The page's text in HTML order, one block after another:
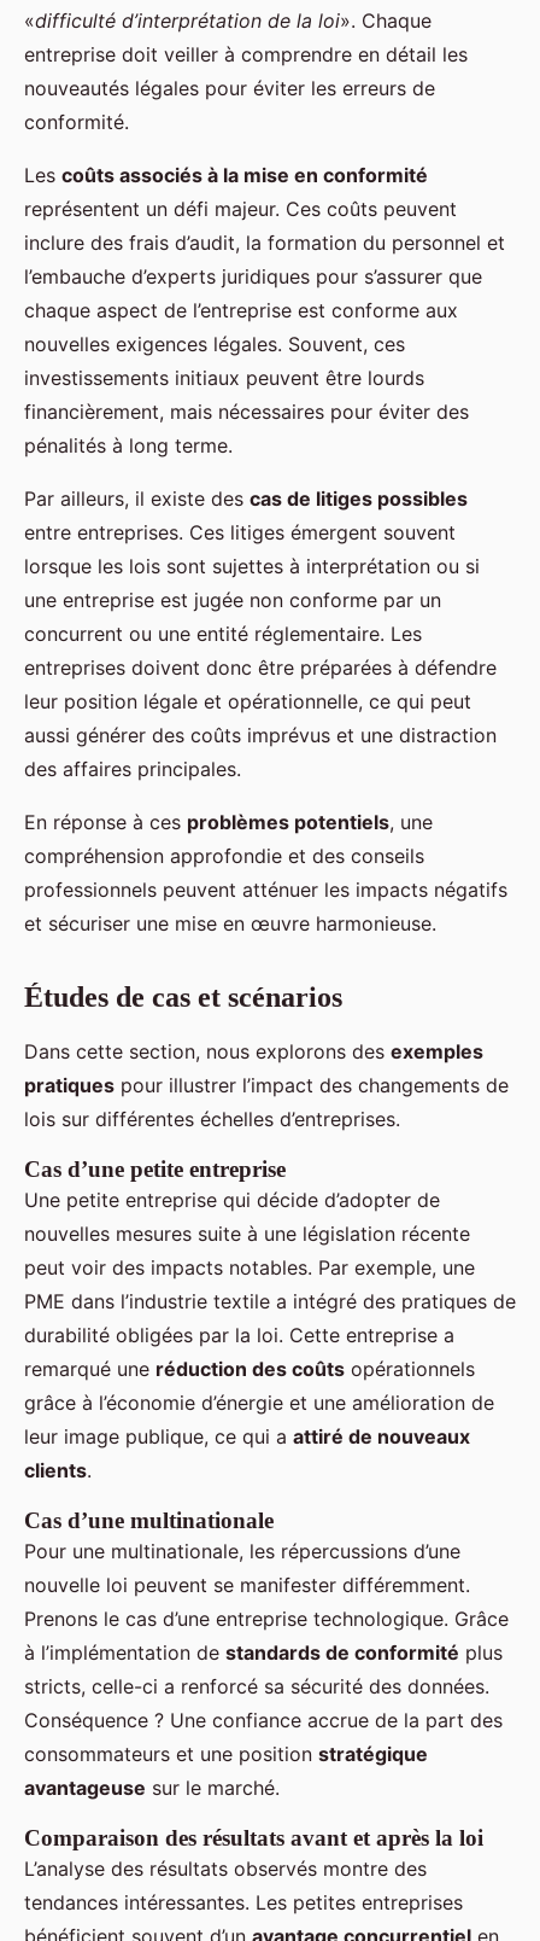
«difficulté d’interprétation de la loi». Chaque
entreprise doit veiller à comprendre en détail les
nouveautés légales pour éviter les erreurs de
conformité.
Les coûts associés à la mise en conformité
représentent un défi majeur. Ces coûts peuvent
inclure des frais d’audit, la formation du personnel et
l’embauche d’experts juridiques pour s’assurer que
chaque aspect de l’entreprise est conforme aux
nouvelles exigences légales. Souvent, ces
investissements initiaux peuvent être lourds
financièrement, mais nécessaires pour éviter des
pénalités à long terme.
Par ailleurs, il existe des cas de litiges possibles
entre entreprises. Ces litiges émergent souvent
lorsque les lois sont sujettes à interprétation ou si
une entreprise est jugée non conforme par un
concurrent ou une entité réglementaire. Les
entreprises doivent donc être préparées à défendre
leur position légale et opérationnelle, ce qui peut
aussi générer des coûts imprévus et une distraction
des affaires principales.
En réponse à ces problèmes potentiels, une
compréhension approfondie et des conseils
professionnels peuvent atténuer les impacts négatifs
et sécuriser une mise en œuvre harmonieuse.
Études de cas et scénarios
Dans cette section, nous explorons des exemples
pratiques pour illustrer l’impact des changements de
lois sur différentes échelles d’entreprises.
Cas d’une petite entreprise
Une petite entreprise qui décide d’adopter de
nouvelles mesures suite à une législation récente
peut voir des impacts notables. Par exemple, une
PME dans l’industrie textile a intégré des pratiques de
durabilité obligées par la loi. Cette entreprise a
remarqué une réduction des coûts opérationnels
grâce à l’économie d’énergie et une amélioration de
leur image publique, ce qui a attiré de nouveaux
clients.
Cas d’une multinationale
Pour une multinationale, les répercussions d’une
nouvelle loi peuvent se manifester différemment.
Prenons le cas d’une entreprise technologique. Grâce
à l’implémentation de standards de conformité plus
stricts, celle-ci a renforcé sa sécurité des données.
Conséquence ? Une confiance accrue de la part des
consommateurs et une position stratégique
avantageuse sur le marché.
Comparaison des résultats avant et après la loi
L’analyse des résultats observés montre des
tendances intéressantes. Les petites entreprises
bénéficient souvent d’un avantage concurrentiel en